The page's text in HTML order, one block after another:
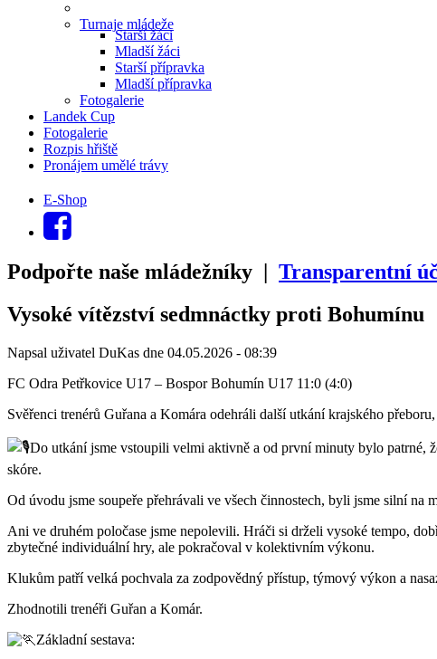
Turnaje mládeže
Starší žáci
Mladší žáci
Starší přípravka
Mladší přípravka
Fotogalerie
Landek Cup
Fotogalerie
Rozpis hřiště
Pronájem umělé trávy
E-Shop
Podpořte naše mládežníky | Transparentní
Vysoké vítězství sedmnáctky proti Bohumínu
Napsal uživatel DuKas dne 04.05.2026 - 08:39
FC Odra Petřkovice U17 – Bospor Bohumín U17 11:0 (4:0)
Svěřenci trenérů Guřana a Komára odehráli další utkání krajského
Do utkání jsme vstoupili velmi aktivně a od první minuty bylo patrné,
skóre.
Od úvodu jsme soupeře přehrávali ve všech činnostech, byli jsme silní
Ani ve druhém poločase jsme nepolevili. Hráči si drželi vysoké tempo,
zbytečné individuální hry, ale pokračoval v kolektivním výkonu.
Klukům patří velká pochvala za zodpovědný přístup, týmový výkon a
Zhodnotili trenéři Guřan a Komár.
Základní sestava: